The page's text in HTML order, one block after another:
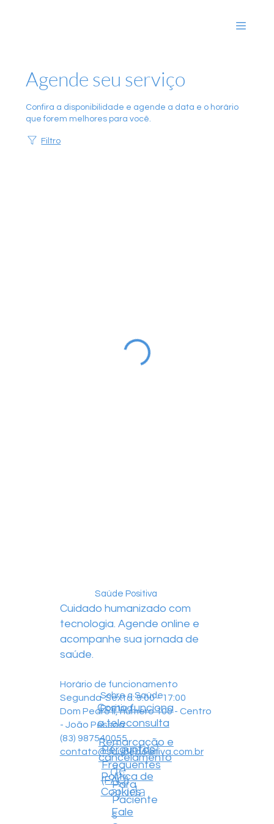
Agende seu serviço
Confira a disponibilidade e agende a data e o horário
que forem melhores para você.
Filtro
Cuidado humanizado com
tecnologia. Agende online e
acompanhe sua jornada de
saúde.
Horário de funcionamento
Segunda-Sexta: 9:00 - 17:00
Dom Pedro II, número 100 - Centro
- João Pessoa
(83) 987540055
contato@saudepositiva.com.br
Sobre a Saúde
Positiva
Central
de
ajuda
Para
Paciente
s
Perguntas
Frequentes
(FAQ)
Como funciona
a teleconsulta
Remarcação e
cancelamento
Política de
Cookies
Fale
Saúde Positiva